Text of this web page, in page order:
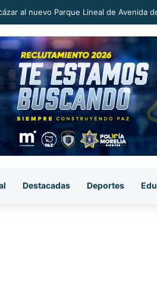
por homicidio del ex alcalde Carlos
Destacadas Deportes